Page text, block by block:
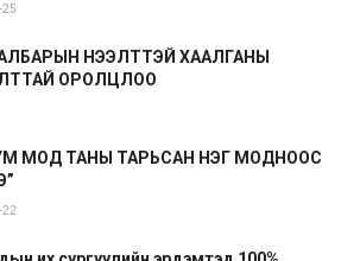
НЭЭЛТТЭЙ ХААЛГАНЫ
ОРОЛЦЛОО
МОД ТАНЫ ТАРЬСАН НЭГ МОДНООС